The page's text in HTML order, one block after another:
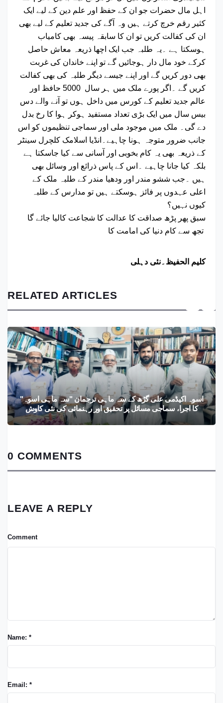
اہل مال حضرات جو ان کے حفظ اور علم دین کے لیے ایک
کثیر رقم خرچ کرتے ہیں وہ آگے کی جدید تعلیم کے لیے بھی
ان کی کفالت کریں تو ان کا سابقہ پیسہ بھی کامیاب
ہوسکتا ہے ۔یہ طلبہ جب ایک اچھا ذریعہ معاش حاصل
کرکے خود مال دار ہوجائیں گے تو اپنے خاندان کی غربت
بھی دور کریں گے اور اپنے جیسے دیگر طلبہ کی بھی کفالت
کریں گے ۔اگر پورے ملک میں ہر سال 5000 حافظ اور
عالم جدید تعلیم کے کورس میں داخل ہوں تو آنے والے دس
بیس سال میں ایک بڑی تعداد مستفید ہوکر ہوا کا رخ بدل
دے گی۔ ملک میں موجود ملی اور سماجی تنظیموں کو اس
جانب ضرور متوجہ ہونا چاہیے۔انڈیا اسلامک کلچرل سینٹر
کے ذریعہ بھی یہ کام بخوبی اور آسانی سے کیا جاسکتا ہے
بلکہ کیا جانا چاہیے ۔اس کے پاس ذرائع اور وسائل بھی
ہیں ۔جب ششو مندر اور ودھیا مندر کے طلبہ ملک کے
اعلی عہدوں پر فائز ہوسکتے ہیں تو مدارس کے طلبہ
کیوں نہیں؟
سبق پھر پڑھ صداقت کا عدالت کا شجاعت کالیا جائے گا
کلیم الحفیظ۔نئی دہلی
RELATED ARTICLES
اسوہ اکیڈمی علی گڑھ کے سہ ماہی ترجمان "سہ ماہی اسوہ"
کا اجرا، سماجی مسائل پر تحقیق اور رہنمائی کی نئی کاوش
0 COMMENTS
LEAVE A REPLY
Comment
Name: *
Email: *